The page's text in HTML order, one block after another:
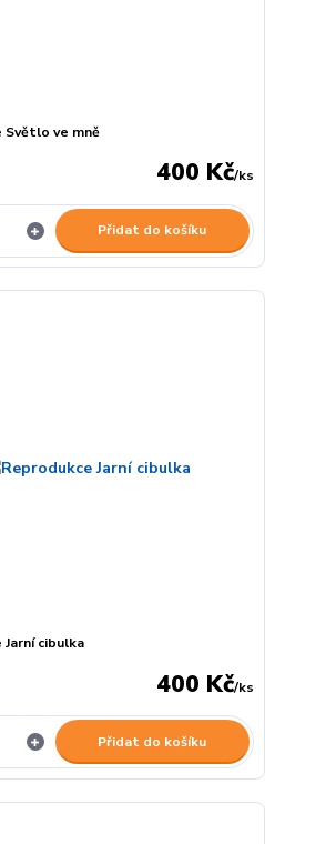
Světlo ve mně
400 Kč/ks
Přidat do košíku
cibulka
400 Kč/ks
Přidat do košíku